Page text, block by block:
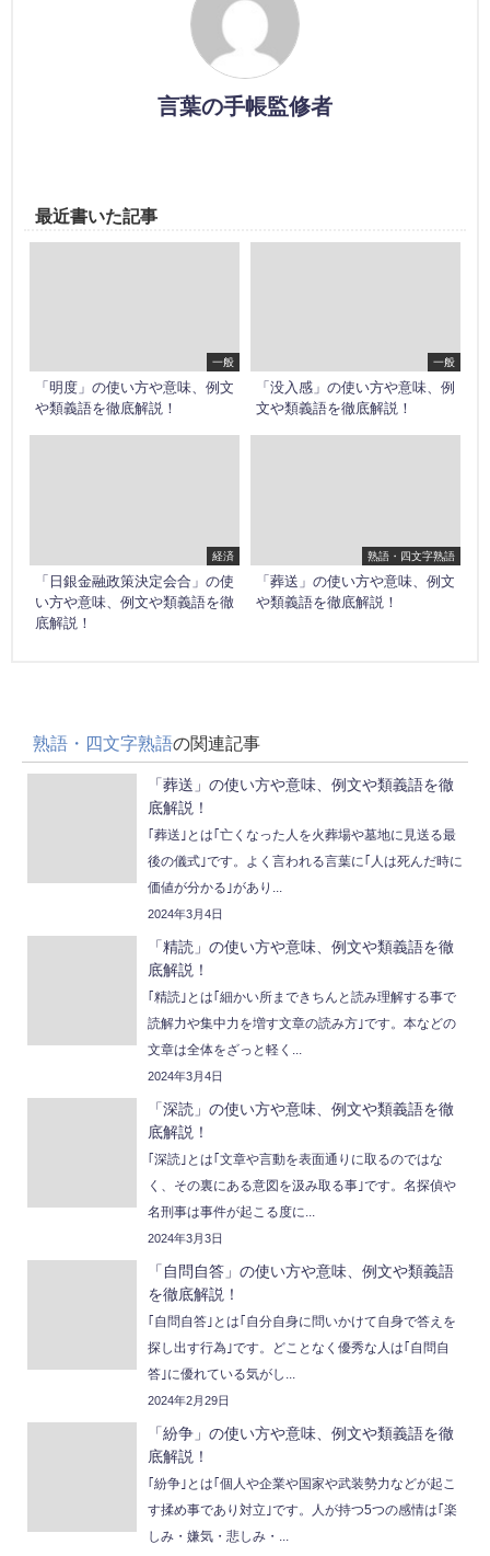
言葉の手帳監修者
最近書いた記事
一般
「明度」の使い方や意味、例文
や類義語を徹底解説！
一般
「没入感」の使い方や意味、例
文や類義語を徹底解説！
経済
「日銀金融政策決定会合」の使
い方や意味、例文や類義語を徹
底解説！
熟語・四文字熟語
「葬送」の使い方や意味、例文
や類義語を徹底解説！
熟語・四文字熟語の関連記事
「葬送」の使い方や意味、例文や類義語を徹
底解説！
｢葬送｣とは｢亡くなった人を火葬場や墓地に見送る最
後の儀式｣です。よく言われる言葉に｢人は死んだ時に
価値が分かる｣があり...
2024年3月4日
「精読」の使い方や意味、例文や類義語を徹
底解説！
｢精読｣とは｢細かい所まできちんと読み理解する事で
読解力や集中力を増す文章の読み方｣です。本などの
文章は全体をざっと軽く...
2024年3月4日
「深読」の使い方や意味、例文や類義語を徹
底解説！
｢深読｣とは｢文章や言動を表面通りに取るのではな
く、その裏にある意図を汲み取る事｣です。名探偵や
名刑事は事件が起こる度に...
2024年3月3日
「自問自答」の使い方や意味、例文や類義語
を徹底解説！
｢自問自答｣とは｢自分自身に問いかけて自身で答えを
探し出す行為｣です。どことなく優秀な人は｢自問自
答｣に優れている気がし...
2024年2月29日
「紛争」の使い方や意味、例文や類義語を徹
底解説！
｢紛争｣とは｢個人や企業や国家や武装勢力などが起こ
す揉め事であり対立｣です。人が持つ5つの感情は｢楽
しみ・嫌気・悲しみ・...